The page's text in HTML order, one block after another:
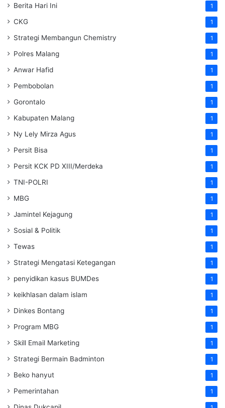
Berita Hari Ini 1
CKG 1
Strategi Membangun Chemistry 1
Polres Malang 1
Anwar Hafid 1
Pembobolan 1
Gorontalo 1
Kabupaten Malang 1
Ny Lely Mirza Agus 1
Persit Bisa 1
Persit KCK PD XIII/Merdeka 1
TNI-POLRI 1
MBG 1
Jamintel Kejagung 1
Sosial & Politik 1
Tewas 1
Strategi Mengatasi Ketegangan 1
penyidikan kasus BUMDes 1
keikhlasan dalam islam 1
Dinkes Bontang 1
Program MBG 1
Skill Email Marketing 1
Strategi Bermain Badminton 1
Beko hanyut 1
Pemerintahan 1